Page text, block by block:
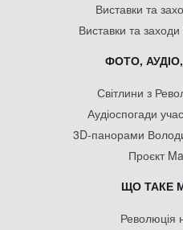
Виставки та
Виставки та
ФОТО,
Світлини з
Аудіоспогади
3D-панорами
Проєкт
ЩО ТАКЕ
Революція